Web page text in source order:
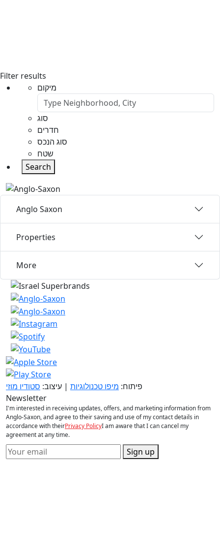
Filter results
מיקום
סוג
חדרים
סוג הנכס
שטח
Search
Anglo Saxon
Properties
More
פיתוח: מיפו טכנולוגיות | עיצוב: סטודיו מוזי
Newsletter
I'm interested in receiving updates, offers, and marketing information from
Anglo-Saxon, and agree to their saving and use of my contact details in
accordance with theirPrivacy PolicyI am aware that I can cancel my
agreement at any time.
Sign up